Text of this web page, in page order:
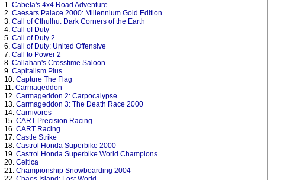
1. Cabela's 4x4 Road Adventure
2. Caesars Palace 2000: Millennium Gold Edition
3. Call of Cthulhu: Dark Corners of the Earth
4. Call of Duty
5. Call of Duty 2
6. Call of Duty: United Offensive
7. Call to Power 2
8. Callahan's Crosstime Saloon
9. Capitalism Plus
10. Capture The Flag
11. Carmageddon
12. Carmageddon 2: Carpocalypse
13. Carmageddon 3: The Death Race 2000
14. Carnivores
15. CART Precision Racing
16. CART Racing
17. Castle Strike
18. Castrol Honda Superbike 2000
19. Castrol Honda Superbike World Champions
20. Celtica
21. Championship Snowboarding 2004